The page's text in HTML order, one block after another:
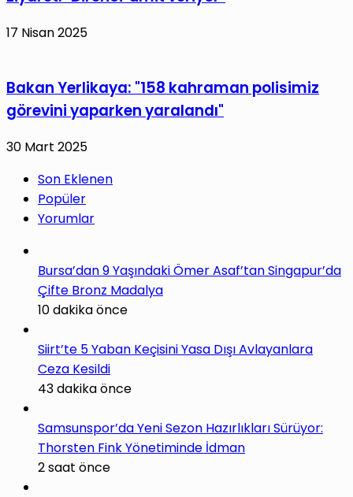
17 Nisan 2025
Bakan Yerlikaya: "158 kahraman polisimiz
görevini yaparken yaralandı"
30 Mart 2025
Son Eklenen
Popüler
Yorumlar
Bursa’dan 9 Yaşındaki Ömer Asaf’tan Singapur’da
Çifte Bronz Madalya
10 dakika önce
Siirt’te 5 Yaban Keçisini Yasa Dışı Avlayanlara
Ceza Kesildi
43 dakika önce
Samsunspor’da Yeni Sezon Hazırlıkları Sürüyor:
Thorsten Fink Yönetiminde İdman
2 saat önce